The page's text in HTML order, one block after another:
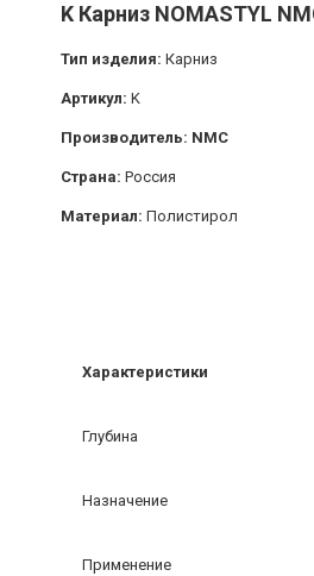
K Карниз NOMASTYL
Тип изделия: Карниз
Артикул: K
Производитель: NMC
Страна: Россия
Материал: Полистирол
Характеристики
Глубина
Назначение
Применение